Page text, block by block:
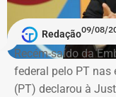
novos confrontos
controle de tempo
No terceiro e
para fazer suas
execução. As
e priorizam ações
recuperação
O principal
Redação09/08/
Recém-saído da
federal pelo PT nas
(PT) declarou à